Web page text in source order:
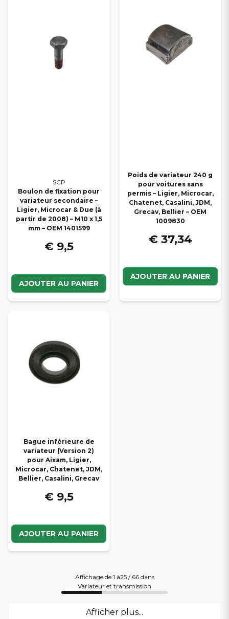
SCP
Boulon de fixation pour
variateur secondaire –
Ligier, Microcar & Due (à
partir de 2008) – M10 x 1,5
mm – OEM 1401599
€ 9,5
AJOUTER AU PANIER
Poids de variateur 240 g
pour voitures sans
permis – Ligier, Microcar,
Chatenet, Casalini, JDM,
Grecav, Bellier – OEM
1009830
€ 37,34
AJOUTER AU PANIER
Bague inférieure de
variateur (Version 2)
pour Aixam, Ligier,
Microcar, Chatenet, JDM,
Bellier, Casalini, Grecav
€ 9,5
AJOUTER AU PANIER
Affichage de 1 à25 / 66 dans
Variateur et transmission
Afficher plus...